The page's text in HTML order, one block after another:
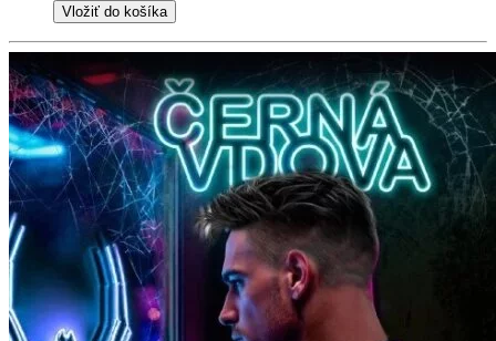
Vložiť do košíka